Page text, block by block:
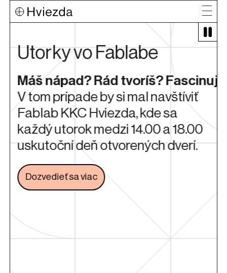
Utorky vo Fablabe
Máš nápad? Rád tvoríš?
V tom prípade by si mal navštíviť
Fablab KKC Hviezda, kde sa
každý utorok medzi 14.00 a 18.00
uskutoční deň otvorených dverí.
Dozvedieť sa viacOdkaz sa otvorí na novej karte